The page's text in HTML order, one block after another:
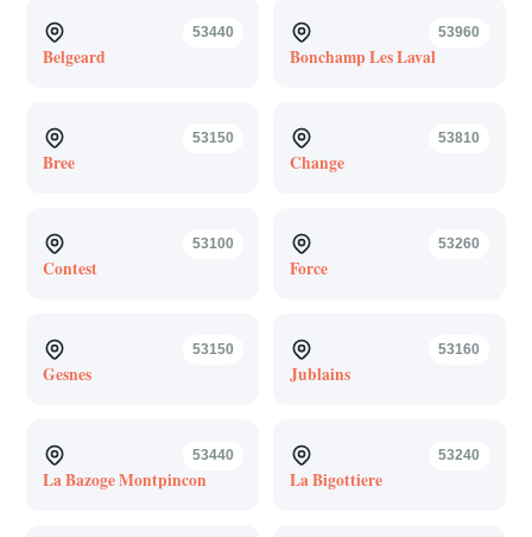
53440
Belgeard
53960
Bonchamp Les Laval
53150
Bree
53810
Change
53100
Contest
53260
Force
53150
Gesnes
53160
Jublains
53440
La Bazoge Montpincon
53240
La Bigottiere